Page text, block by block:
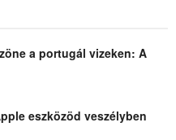
a portugál vizeken: A
eszközöd veszélyben